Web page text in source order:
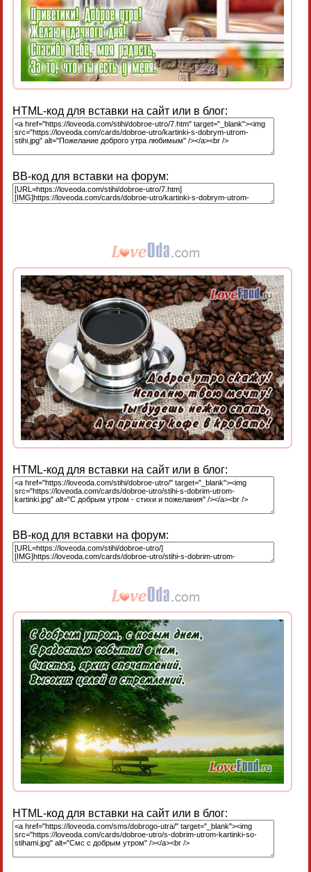
HTML-код для вставки на сайт или в блог:
BB-код для вставки на форум:
HTML-код для вставки на сайт или в блог:
BB-код для вставки на форум:
HTML-код для вставки на сайт или в блог: